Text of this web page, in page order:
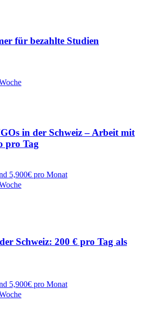
für bezahlte Studien
in der Schweiz – Arbeit mit
pro Tag
5,900€ pro Monat
Schweiz: 200 € pro Tag als
5,900€ pro Monat